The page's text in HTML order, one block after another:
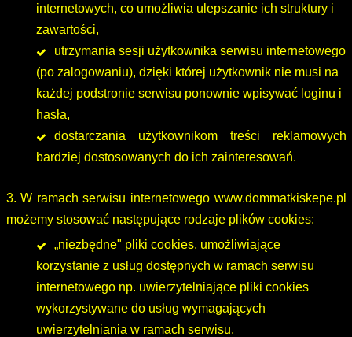
internetowych, co umożliwia ulepszanie ich struktury i
zawartości,
utrzymania sesji użytkownika serwisu internetowego
(po zalogowaniu), dzięki której użytkownik nie musi na
każdej podstronie serwisu ponownie wpisywać loginu i
hasła,
dostarczania użytkownikom treści reklamowych
bardziej dostosowanych do ich zainteresowań.
3. W ramach serwisu internetowego www.dommatkiskepe.pl
możemy stosować następujące rodzaje plików cookies:
„niezbędne" pliki cookies, umożliwiające
korzystanie z usług dostępnych w ramach serwisu
internetowego np. uwierzytelniające pliki cookies
wykorzystywane do usług wymagających
uwierzytelniania w ramach serwisu,